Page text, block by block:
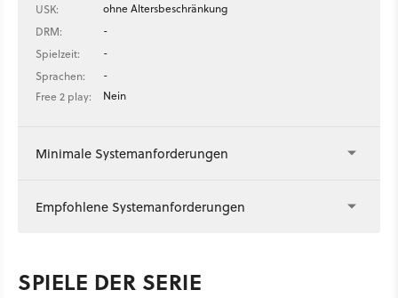
USK:
ohne Altersbeschränkung
DRM:
-
Spielzeit:
-
Sprachen:
-
Free 2 play:
Nein
Minimale Systemanforderungen
Empfohlene Systemanforderungen
SPIELE DER SERIE